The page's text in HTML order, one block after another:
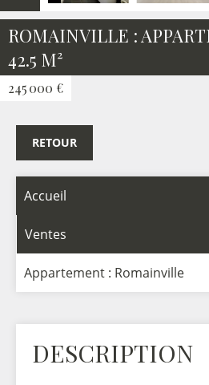
ROMAINVILLE :
42.5 M²
245 000 €
Accueil
Ventes
Appartement : Romainville
RETOUR
DESCRIPTION